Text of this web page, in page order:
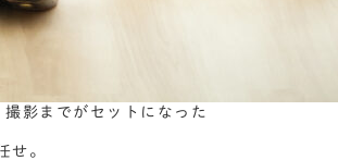
影までがセットになった
せ。